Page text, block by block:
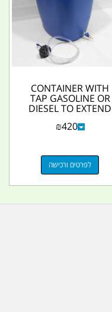
CONTAINER WITH
TAP GASOLINE OR
DIESEL TO EXTEND
FOR GENERATOR 60...
₪420
לפרטים ורכישה